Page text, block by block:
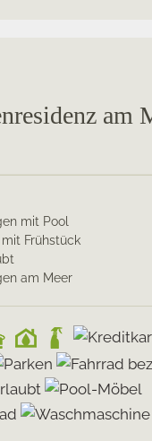
am
mit Pool
Frühstück
am Meer